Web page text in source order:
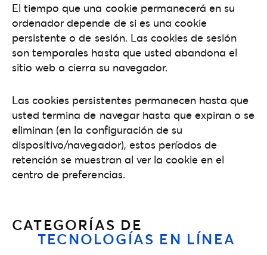
El tiempo que una cookie permanecerá en su
ordenador depende de si es una cookie
persistente o de sesión. Las cookies de sesión
son temporales hasta que usted abandona el
sitio web o cierra su navegador.
Las cookies persistentes permanecen hasta que
usted termina de navegar hasta que expiran o se
eliminan (en la configuración de su
dispositivo/navegador), estos períodos de
retención se muestran al ver la cookie en el
centro de preferencias.
CATEGORÍAS DE
TECNOLOGÍAS EN LÍNEA